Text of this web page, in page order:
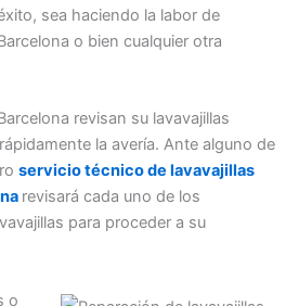
sea haciendo la labor de
o bien cualquier otra
revisan su lavavajillas
la avería. Ante alguno de
servicio técnico de lavavajillas
revisará cada uno de los
para proceder a su
o